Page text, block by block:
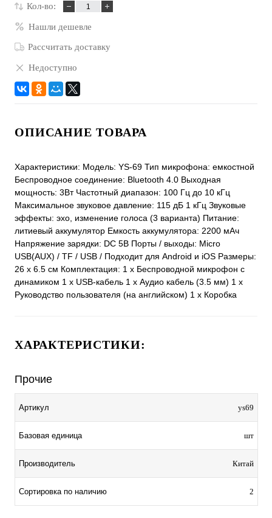
Кол-во:
Нашли дешевле
Рассчитать доставку
Недоступно
ОПИСАНИЕ ТОВАРА
Характеристики: Модель: YS-69 Тип микрофона: емкостной
Беспроводное соединение: Bluetooth 4.0 Выходная
мощность: 3Вт Частотный диапазон: 100 Гц до 10 кГц
Максимальное звуковое давление: 115 дБ 1 кГц Звуковые
эффекты: эхо, изменение голоса (3 варианта) Питание:
литиевый аккумулятор Емкость аккумулятора: 2200 мАч
Напряжение зарядки: DC 5В Порты / выходы: Micro
USB(AUX) / TF / USB / Подходит для Android и iOS Размеры:
26 x 6.5 см Комплектация: 1 х Беспроводной микрофон с
динамиком 1 х USB-кабель 1 х Аудио кабель (3.5 мм) 1 х
Руководство пользователя (на английском) 1 x Коробка
ХАРАКТЕРИСТИКИ:
Прочие
Артикул ys69
Базовая единица шт
Производитель Китай
Сортировка по наличию 2